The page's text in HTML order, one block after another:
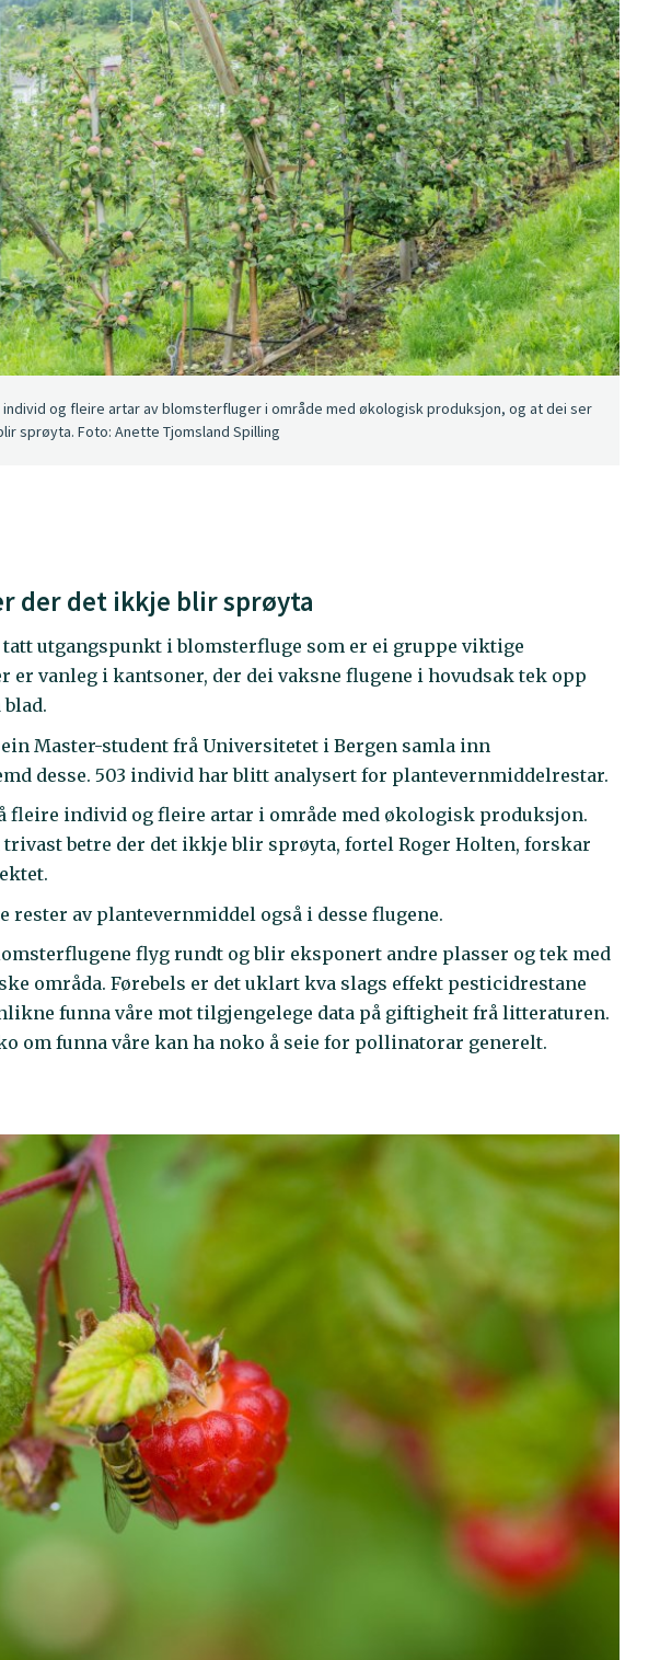
og fleire artar av blomsterfluger i område med økologisk produksjon, og at dei ser
sprøyta. Foto: Anette Tjomsland Spilling
der det ikkje blir sprøyta
utgangspunkt i blomsterfluge som er ei gruppe viktige
vanleg i kantsoner, der dei vaksne flugene i hovudsak tek opp
Master-student frå Universitetet i Bergen samla inn
desse. 503 individ har blitt analysert for plantevernmiddelrestar.
fleire individ og fleire artar i område med økologisk produksjon.
betre der det ikkje blir sprøyta, fortel Roger Holten, forskar
rester av plantevernmiddel også i desse flugene.
flyg rundt og blir eksponert andre plasser og tek med
områda. Førebels er det uklart kva slags effekt pesticidrestane
funna våre mot tilgjengelege data på giftigheit frå litteraturen.
om funna våre kan ha noko å seie for pollinatorar generelt.